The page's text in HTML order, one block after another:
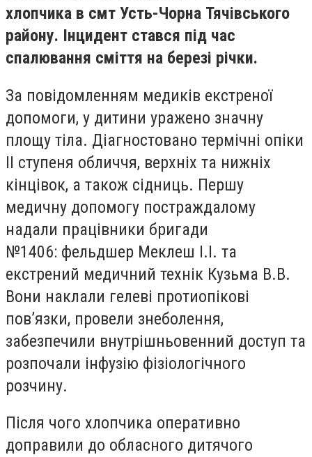
хлопчика в смт Усть-Чорна Тячівського
району. Інцидент стався під час
спалювання сміття на березі річки.
За повідомленням медиків екстреної
допомоги, у дитини уражено значну
площу тіла. Діагностовано термічні опіки
II ступеня обличчя, верхніх та нижніх
кінцівок, а також сідниць. Першу
медичну допомогу постраждалому
надали працівники бригади
№1406: фельдшер Меклеш І.І. та
екстрений медичний технік Кузьма В.В.
Вони наклали гелеві протиопікові
пов’язки, провели знеболення,
забезпечили внутрішньовенний доступ та
розпочали інфузію фізіологічного
розчину.
Після чого хлопчика оперативно
доправили до обласного дитячого